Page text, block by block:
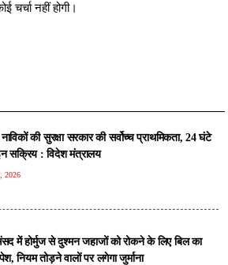
चर्चा नहीं होगी।
की सुरक्षा सरकार की सर्वोच्च प्राथमिकता, 24 घंटे
सक्रिय : विदेश मंत्रालय
2026
में होर्मुज से दुश्मन जहाजों को रोकने के लिए बिल का
नियम तोड़ने वालों पर लगेगा जुर्माना